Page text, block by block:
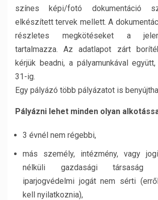
színes képi/fotó dokumentáció
elkészített tervek mellett. A
részletes megkötéseket a
tartalmazza. Az adatlapot zárt
kérjük beadni, a pályamunkával
31-ig.
Egy pályázó több pályázatot is
Pályázni lehet minden olyan
3 évnél nem régebbi,
más személy, intézmény, vagy
nélküli gazdasági
iparjogvédelmi jogát nem sérti
kell nyilatkoznia),